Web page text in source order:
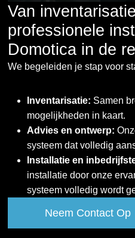
Van
professionele
Domotica in de
We begeleiden je stap voor
Inventarisatie: Samen
mogelijkheden in kaart.
Advies en ontwerp:
systeem dat volledig
Installatie en
installatie door onze
systeem volledig wordt
Neem Contact Op